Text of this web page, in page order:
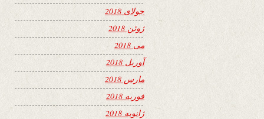
جولای 2018
ژوئن 2018
می 2018
آوریل 2018
مارس 2018
فوریه 2018
ژانویه 2018